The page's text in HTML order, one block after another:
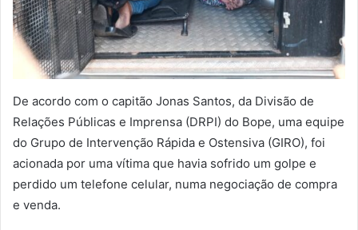
De acordo com o capitão Jonas Santos, da Divisão de
Relações Públicas e Imprensa (DRPI) do Bope, uma equipe
do Grupo de Intervenção Rápida e Ostensiva (GIRO), foi
acionada por uma vítima que havia sofrido um golpe e
perdido um telefone celular, numa negociação de compra
e venda.